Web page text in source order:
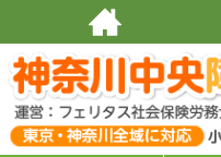
厚木で障害年金ならお任せくださ
営：フェリタス社会保険労務士法人